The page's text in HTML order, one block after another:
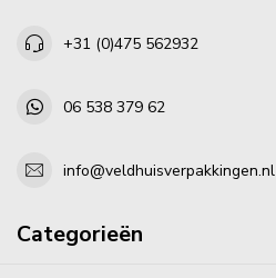
+31 (0)475 562932
06 538 379 62
info@veldhuisverpakkingen.nl
Categorieën